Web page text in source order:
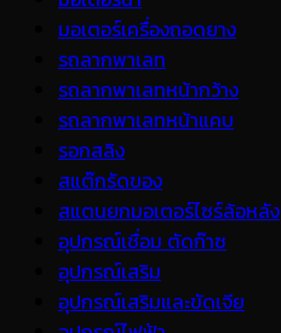
มอเตอร์เครื่องถอดยาง
รถลากพาเลท
รถลากพาเลทหน้ากว้าง
รถลากพาเลทหน้าแคบ
รอกสลิง
สแต๊กรัดของ
สแตนยกมอเตอร์ไซร์ล้อหลัง
อุปกรณ์เชื่อม ตัดก๊าซ
อุปกรณ์เสริม
อุปกรณ์เสริมและขัดเจีย